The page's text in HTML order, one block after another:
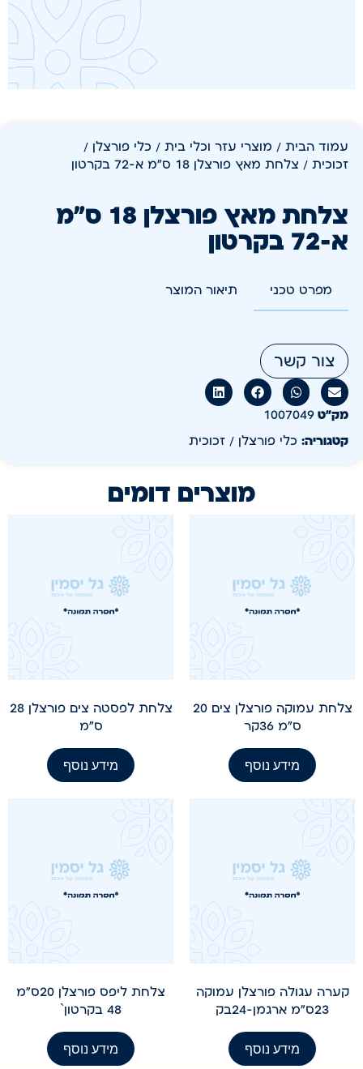
עמוד הבית / מוצרי עזר וכלי בית / כלי פורצלן /
זכוכית / צלחת מאץ פורצלן 18 ס"מ א-72 בקרטון
צלחת מאץ פורצלן 18 ס"מ
א-72 בקרטון
מפרט טכני תיאור המוצר
צור קשר
מק״ט 1007049
קטגוריה: כלי פורצלן / זכוכית
מוצרים דומים
צלחת עמוקה פורצלן צים 20
ס"מ 36קר
מידע נוסף
צלחת לפסטה צים פורצלן 28
ס"מ
מידע נוסף
קערה עגולה פורצלן עמוקה
23ס"מ ארגמן-24בק
מידע נוסף
צלחת ליפס פורצלן 20ס"מ
48 בקרטון`
מידע נוסף